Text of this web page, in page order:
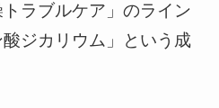
ラブルケア」のライン
ジカリウム」という成